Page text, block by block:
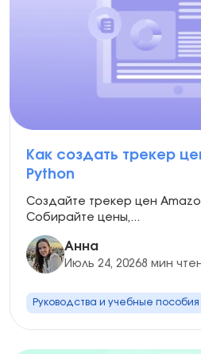
Как создать трекер
Python
Создайте трекер цен
Собирайте цены,...
Анна
Июль 24, 20268 мин
Руководства и учебные пособия